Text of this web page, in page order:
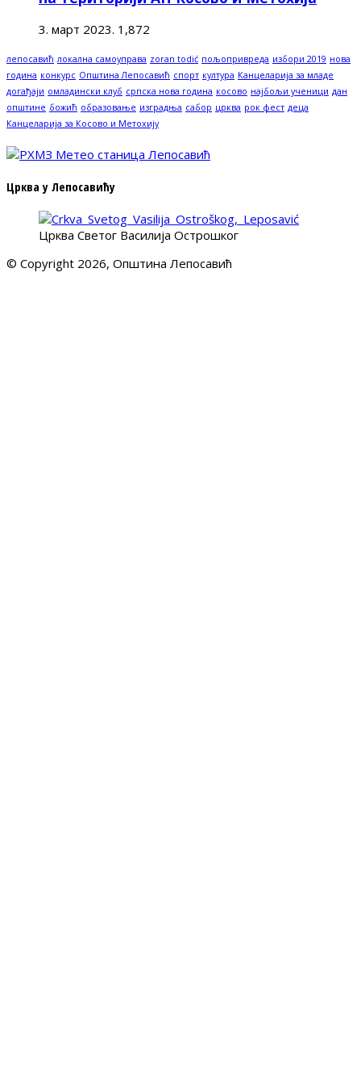
3. март 2023. 1,872
лепосавић локална самоуправа zoran todić пољопривреда избори 2019 нова
година конкурс Општина Лепосавић спорт култура Канцеларија за младе
догађаји омладински клуб српска нова година косово најбољи ученици дан
општине божић образовање изградња сабор црква рок фест деца
Канцеларија за Косово и Метохију
Црква у Лепосавићу
Црква Светог Василија Острошког
© Copyright 2026, Општина Лепосавић